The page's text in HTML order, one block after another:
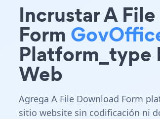
Incrustar A
Form
Platform_type
Web
Agrega A File Download Form
sitio website sin codificación ni